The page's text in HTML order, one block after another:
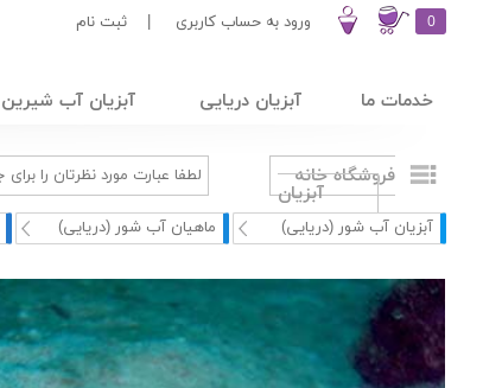
0 ورود به حساب کاربری ثبت نام
خدمات ما آبزیان دریایی آبزیان آب شیرین
فروشگاه خانه
آبزیان
آبزیان آب شور (دریایی) ماهیان آب شور (دریایی)